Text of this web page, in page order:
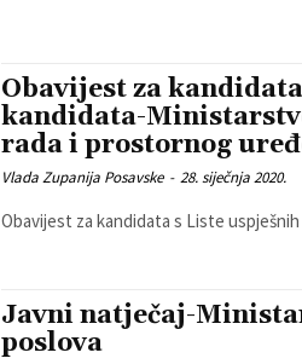
Obavijest za
kandidata-
rada i prostornog
Vlada Zupanija Posavske - 28. siječnja 2020.
Obavijest za kandidata s Liste
Javni natječaj-
poslova